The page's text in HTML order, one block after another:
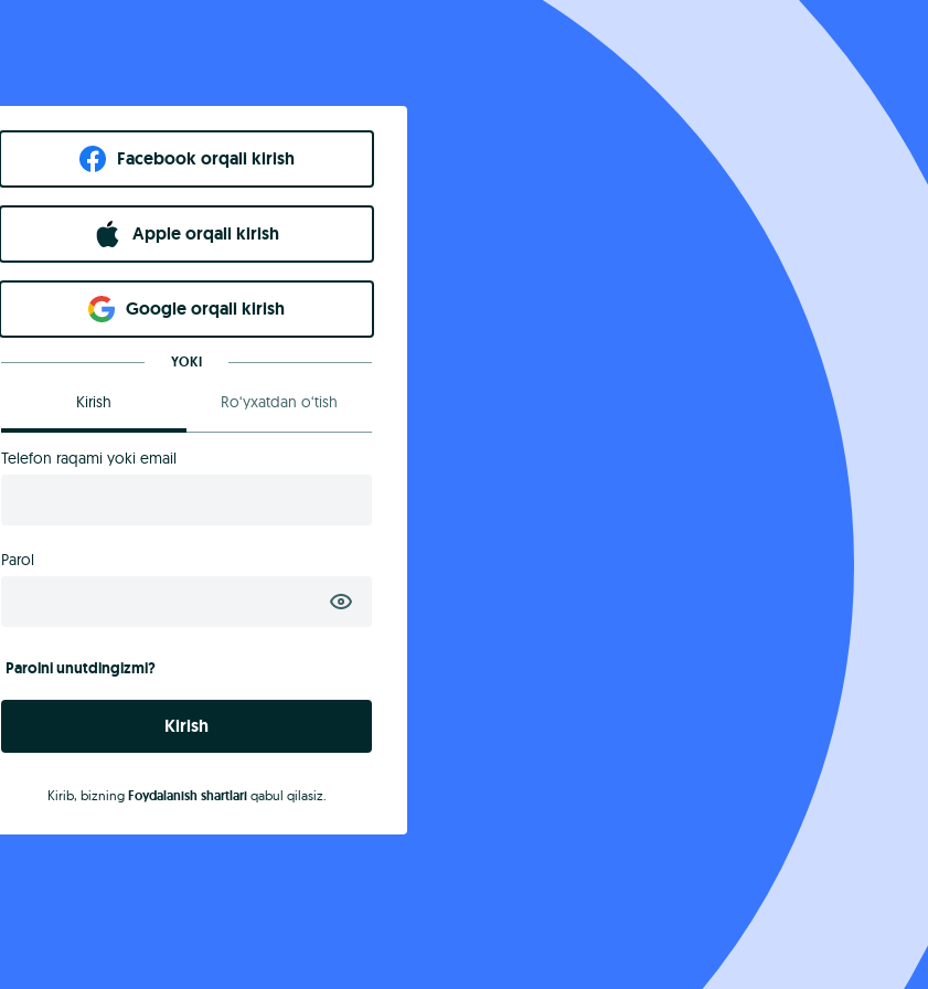
Facebook orqali kirish​
Apple orqali kirish
Goo​g​le orqali kirish
YOKI
Kirish Ro‘yxatdan o‘tish
Telefon raqami yoki email
Parol
Parolni unutdingizmi?
Kirish
Kirib, bizning Foydalanish shartlariqabul qilasiz.